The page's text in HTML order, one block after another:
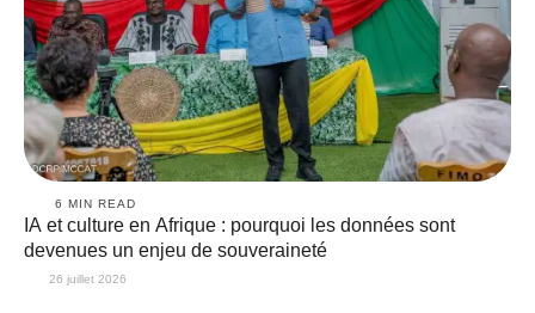
6 MIN READ
IA et culture en Afrique : pourquoi les données sont
devenues un enjeu de souveraineté
26 juillet 2026